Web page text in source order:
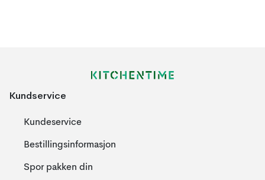
Kundservice
Kundeservice
Bestillingsinformasjon
Spor pakken din